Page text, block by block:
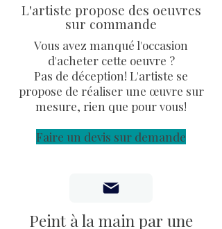
signé de l'artiste Priscilla
Vettese et facture.
Expédition soignée et sécurisée
remis contre signature
L'artiste propose des oeuvres
sur commande
Vous avez manqué l'occasion
d'acheter cette oeuvre ?
Pas de déception! L'artiste se
propose de réaliser une œuvre sur
mesure, rien que pour vous!
Faire un devis sur demande
Peint à la main par une